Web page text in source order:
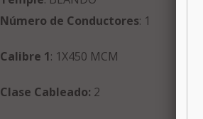
Número de Conductores: 1
Calibre 1: 1X450 MCM
Clase Cableado: 2